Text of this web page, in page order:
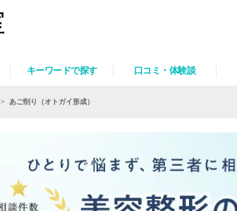
キーワードで探す 口コミ・体験談
> あご削り（オトガイ形成）